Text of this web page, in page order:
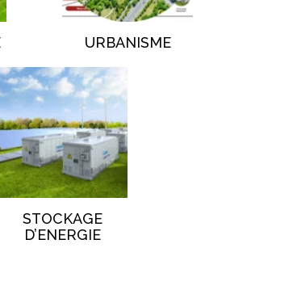
URBANISME
STOCKAGE
D’ENERGIE